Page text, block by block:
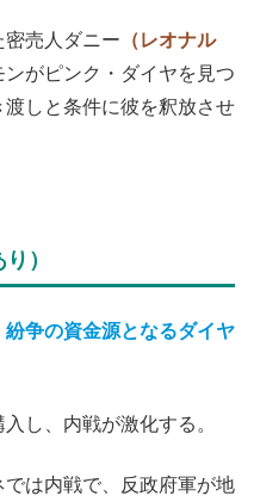
売人ダニー （レオナル
ンがピンク・ダイヤを見つ
しと条件に彼を釈放させ
）
紛争の資金源となるダイヤ
し、内戦が激化する。
は内戦で、反政府軍が地